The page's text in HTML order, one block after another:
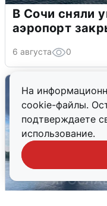
На
cookie-файлы.
подтверждаете
использование.
В Сочи сняли
аэропорт
6 августа 0